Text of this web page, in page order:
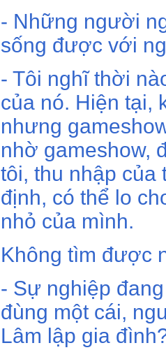
- Những người
sống được với
- Tôi nghĩ thời
của nó. Hiện tại,
nhưng
nhờ gameshow,
tôi, thu nhập của
định, có thể lo
nhỏ của mình.
Không tìm được
- Sự nghiệp
đùng một cái,
Lâm lập gia